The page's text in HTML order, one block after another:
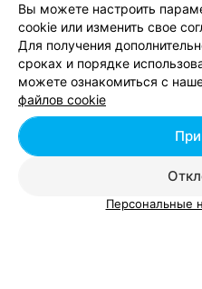
Вы можете настроить
cookie или изменить свое
Для получения
сроках и порядке
можете ознакомиться с
файлов cookie
Персональные